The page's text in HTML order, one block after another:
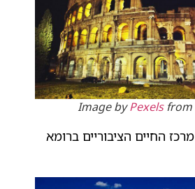
Image byPexelsfrom
מרכז החיים הציבוריים ברומא